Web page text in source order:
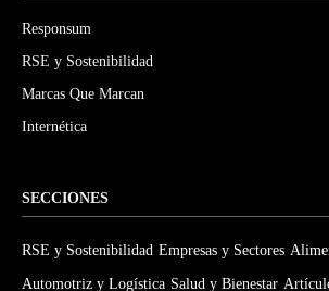
Responsum
RSE y Sostenibilidad
Marcas Que Marcan
Internética
SECCIONES
RSE y Sostenibilidad Empresas y Sectores
Automotriz y Logística Salud y Bienestar